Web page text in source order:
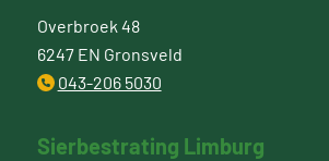
Overbroek 48
6247 EN Gronsveld
043-206 5030
Sierbestrating Limburg